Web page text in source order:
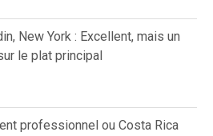
New York : Excellent, mais un
le plat principal
professionnel ou Costa Rica